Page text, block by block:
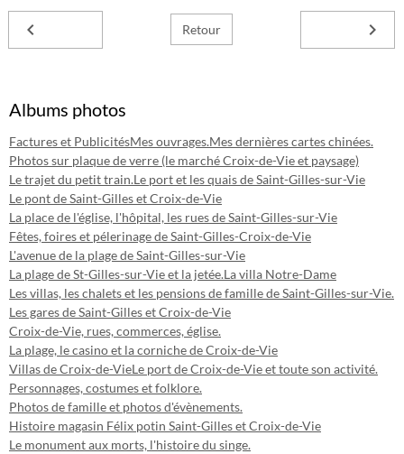
Retour
Albums photos
Factures et PublicitésMes ouvrages.Mes dernières cartes chinées.
Photos sur plaque de verre (le marché Croix-de-Vie et paysage)
Le trajet du petit train.Le port et les quais de Saint-Gilles-sur-Vie
Le pont de Saint-Gilles et Croix-de-Vie
La place de l'église, l'hôpital, les rues de Saint-Gilles-sur-Vie
Fêtes, foires et pélerinage de Saint-Gilles-Croix-de-Vie
L'avenue de la plage de Saint-Gilles-sur-Vie
La plage de St-Gilles-sur-Vie et la jetée.La villa Notre-Dame
Les villas, les chalets et les pensions de famille de Saint-Gilles-sur-Vie.
Les gares de Saint-Gilles et Croix-de-Vie
Croix-de-Vie, rues, commerces, église.
La plage, le casino et la corniche de Croix-de-Vie
Villas de Croix-de-VieLe port de Croix-de-Vie et toute son activité.
Personnages, costumes et folklore.
Photos de famille et photos d'évènements.
Histoire magasin Félix potin Saint-Gilles et Croix-de-Vie
Le monument aux morts, l'histoire du singe.